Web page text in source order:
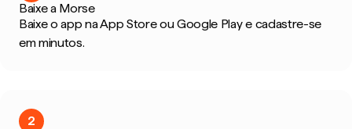
Baixe a Morse
Baixe o app na App Store ou Google Play e cadastre-se
em minutos.
2